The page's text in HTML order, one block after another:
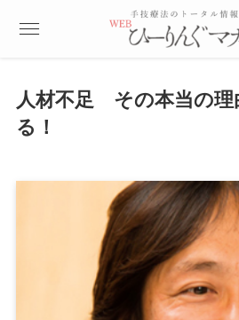
人材不足 その本当の理
る！